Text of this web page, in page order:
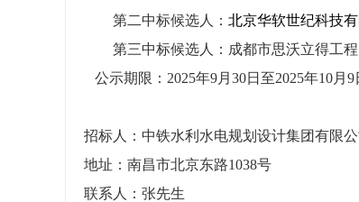
第二中标候选人： 北京华软世纪科技有
第三中标候选人：成都市思沃立得工
公示期限：2025年9月30日至2025年10月9
招标人：中铁水利水电规划设计集团
地址：南昌市北京东路1038号
联系人：张先生